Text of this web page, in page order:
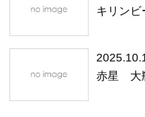
キリン
赤星 大